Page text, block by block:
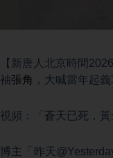
【新唐人北京時間
袖張角 ，大喊當年起
視頻：「蒼天已死，
博主「昨天